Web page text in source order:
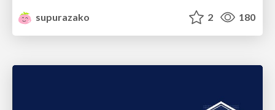
supurazako
2 180